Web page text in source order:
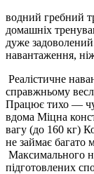
водний гребний
домашніх
дуже
навантаження,
Реалістичне
справжньому
Працює тихо —
вдома Міцна
вагу (до 160 кг)
не займає багато
Максимального
підготовлених